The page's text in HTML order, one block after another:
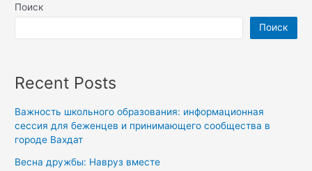
Поиск
Поиск
Recent Posts
Важность школьного образования: информационная
сессия для беженцев и принимающего сообщества в
городе Вахдат
Весна дружбы: Навруз вместе